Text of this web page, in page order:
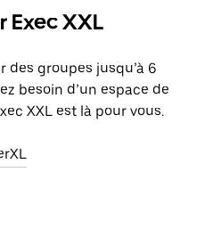
Exec XXL
des groupes jusqu’à 6
besoin d’un espace de
XXL est là pour vous.